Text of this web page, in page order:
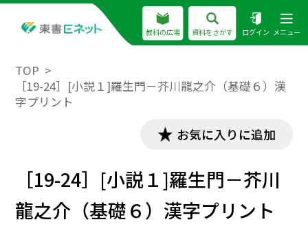
教科の広場 資料をさがす ログイン メニュー
TOP
［19-24］[小説１]羅生門－芥川龍之介（基礎６）漢
字プリント
お気に入りに追加
［19-24］[小説１]羅生門－芥川
龍之介（基礎６）漢字プリント